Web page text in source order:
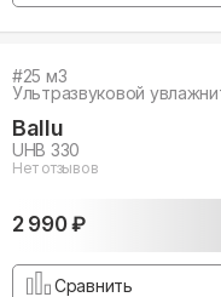
#25 м3
Ультразвуковой
Ballu
UHB 330
Нет отзывов
2 990 ₽
Сравнить